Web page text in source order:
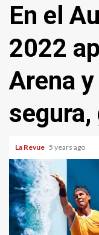
En el
2022
Arena
La Revue 5 years ago